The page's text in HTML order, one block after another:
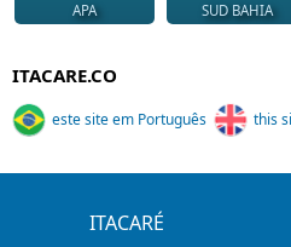
APA SUD BAHIA
ITACARE.CO
este site em Português this
ITACARÉ